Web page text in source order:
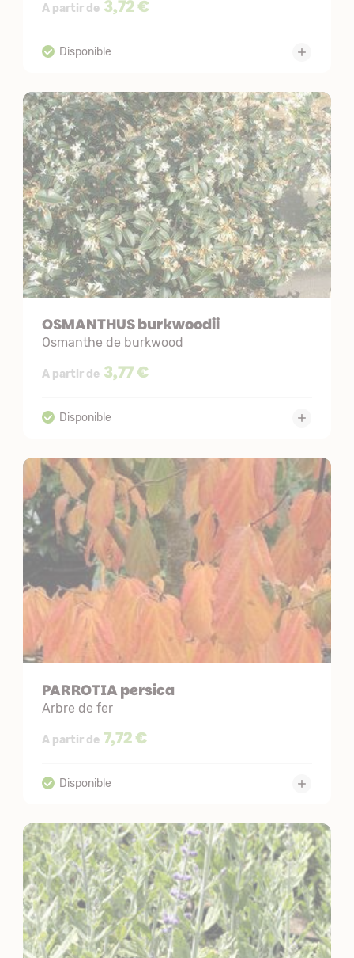
A partir de 3,72 €
OSMANTHUS burkwoodii
Osmanthe de burkwood
A partir de 3,77 €
PARROTIA persica
Arbre de fer
A partir de 7,72 €